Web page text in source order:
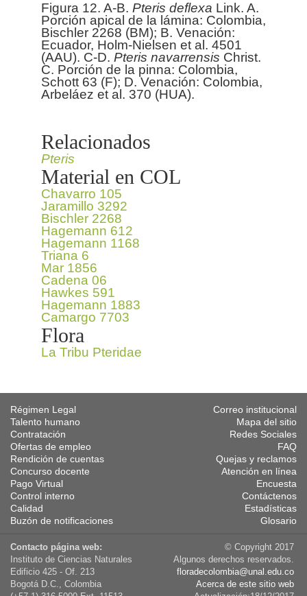
Figura 12. A-B. Pteris deflexa Link. A.
Porción apical de la lámina: Colombia,
Bischler 2268 (BM); B. Venación:
Ecuador, Holm-Nielsen et al. 4501
(AAU). C-D. Pteris navarrensis Christ.
C. Porción de la pinna: Colombia,
Schott 63 (F); D. Venación: Colombia,
Arbeláez et al. 370 (HUA).
Relacionados
Pteris
Material en COL
Chavarro 105
Jaramillo 3292
Bischler 2268
Hagemann 612
Hagemann 1168
Triana 6
Mar 1856
Cadena 06
Hawkes 591
Hagemann 1883
Camargo 7703
Flora
La Tribu Pteridae
Régimen Legal
Talento humano
Contratación
Ofertas de empleo
Rendición de cuentas
Concurso docente
Pago Virtual
Control interno
Calidad
Buzón de notificaciones
Correo institucional
Mapa del sitio
Redes Sociales
FAQ
Quejas y reclamos
Atención en línea
Encuesta
Contáctenos
Estadísticas
Glosario
Contacto página web:
Instituto de Ciencias Naturales
Edificio 425 - Of. 213
Bogotá D.C., Colombia
© Copyright 2017
Algunos derechos reservados.
floradecolombia@unal.edu.co
Acerca de este sitio web